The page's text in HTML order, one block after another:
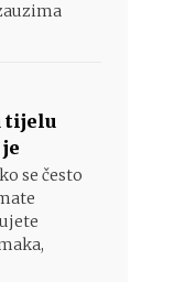
tijelu
se često